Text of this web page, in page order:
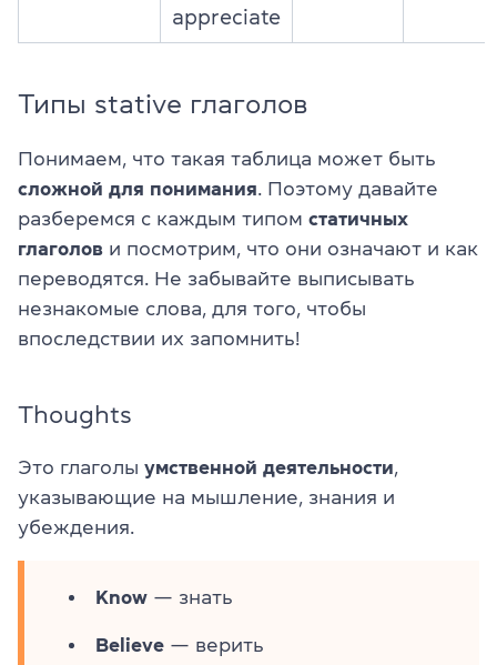
appreciate
Типы stative глаголов
Понимаем, что такая таблица может быть
сложной для понимания. Поэтому давайте
разберемся с каждым типом статичных
глаголов и посмотрим, что они означают и как
переводятся. Не забывайте выписывать
незнакомые слова, для того, чтобы
впоследствии их запомнить!
Thoughts
Это глаголы умственной деятельности,
указывающие на мышление, знания и
убеждения.
Know — знать
Believe — верить